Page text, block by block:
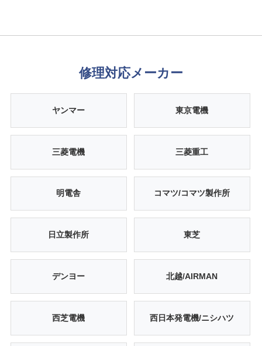
修理対応メーカー
ヤンマー 東京電機
三菱電機 三菱重工
明電舎 コマツ/コマツ製作所
日立製作所 東芝
デンヨー 北越/AIRMAN
西芝電機 西日本発電機/ニシハツ